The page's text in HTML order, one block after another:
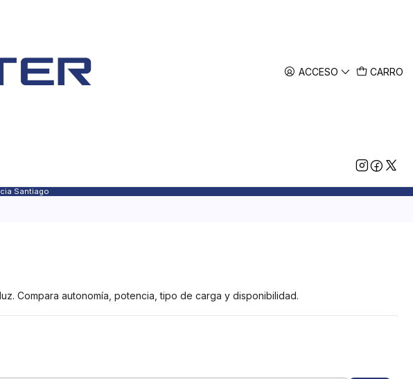
ACCESO CARRO
Santiago
Compara autonomía, potencia, tipo de carga y disponibilidad.